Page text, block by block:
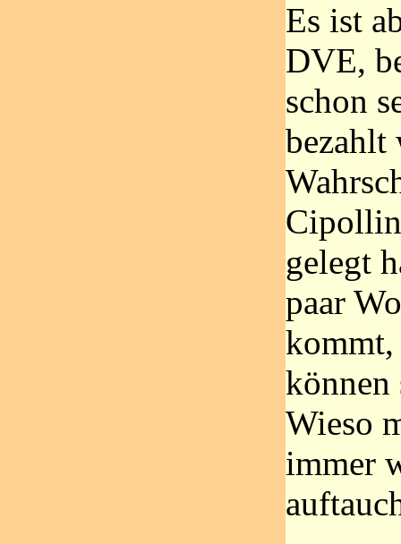
Es ist
DVE,
schon
bezahlt
gelegt
paar
kommt,
können
Wieso
immer